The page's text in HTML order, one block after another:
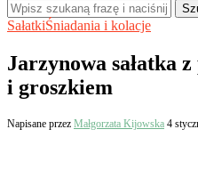
SałatkiŚniadania i kolacje
Jarzynowa sałatka
i groszkiem
Napisane przez Małgorzata Kijowska 4